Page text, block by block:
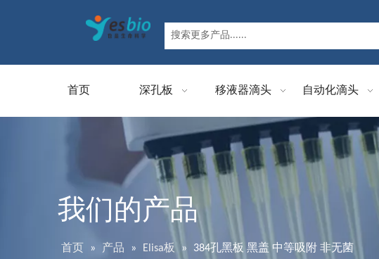
首页 深孔板 移液器滴头 自动化滴头
我们的产品
首页 » 产品 » Elisa板 » 384孔黑板 黑盖 中等吸附 非无菌